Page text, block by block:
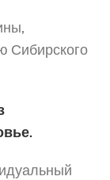
Сибирского